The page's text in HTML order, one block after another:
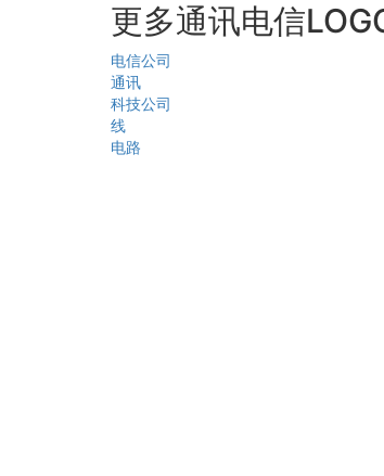
更多通讯电信
电信公司
通讯
科技公司
线
电路